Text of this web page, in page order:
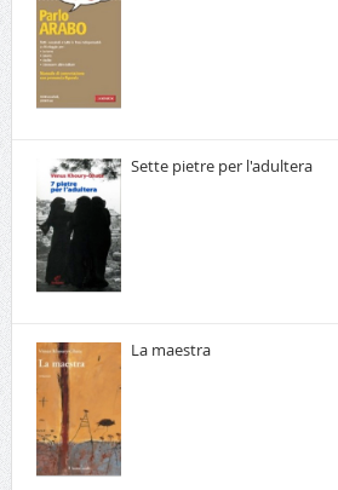
Sette pietre per l'adultera
La maestra